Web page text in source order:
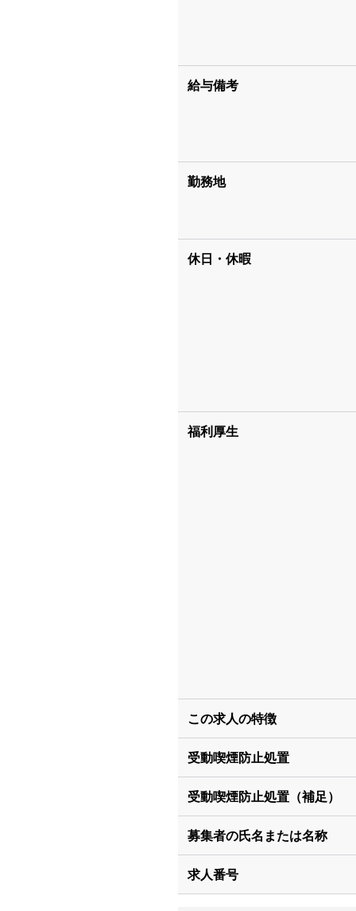
給与備考
勤務地
休日・休暇
福利厚生
この求人の特徴
受動喫煙防止処置
受動喫煙防止処置（補足）
募集者の氏名または名称
求人番号